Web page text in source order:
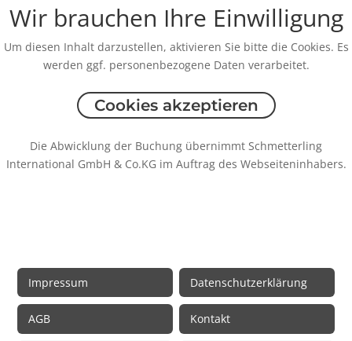
Wir brauchen Ihre Einwilligung
Um diesen Inhalt darzustellen, aktivieren Sie bitte die Cookies. Es
werden ggf. personenbezogene Daten verarbeitet.
Cookies akzeptieren
Die Abwicklung der Buchung übernimmt Schmetterling
International GmbH & Co.KG im Auftrag des Webseiteninhabers.
Impressum Datenschutzerklärung
AGB Kontakt